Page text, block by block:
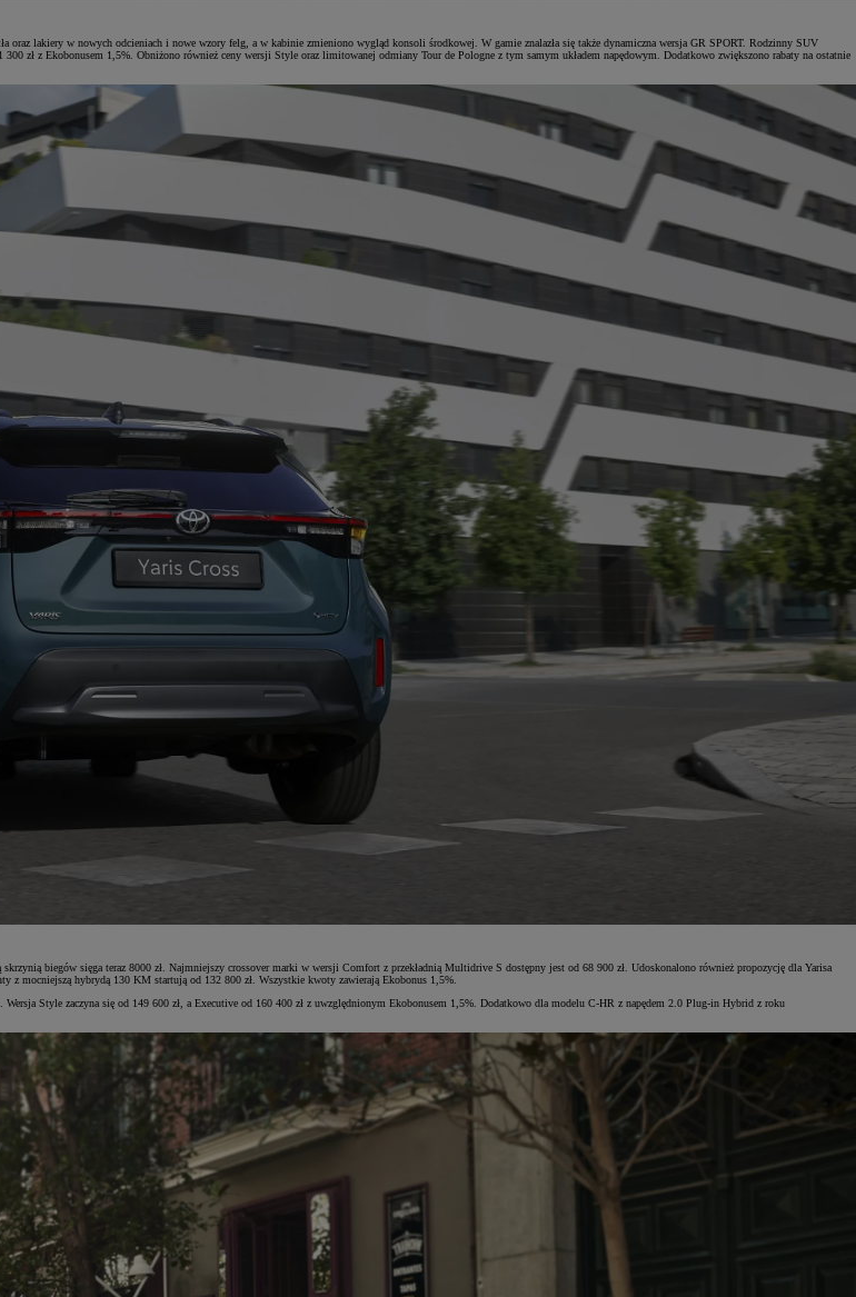
oraz lakiery w nowych odcieniach i nowe wzory felg, a w kabinie zmieniono wygląd konsoli środkowej. W gamie znalazła się także dynamiczna wersja GR SPORT. Rodzinny SUV
zł z Ekobonusem 1,5%. Obniżono również ceny wersji Style oraz limitowanej odmiany Tour de Pologne z tym samym układem napędowym. Dodatkowo zwiększono rabaty na ostatnie
biegów sięga teraz 8000 zł. Najmniejszy crossover marki w wersji Comfort z przekładnią Multidrive S dostępny jest od 68 900 zł. Udoskonalono również propozycję dla Yarisa
mocniejszą hybrydą 130 KM startują od 132 800 zł. Wszystkie kwoty zawierają Ekobonus 1,5%.
Style zaczyna się od 149 600 zł, a Executive od 160 400 zł z uwzględnionym Ekobonusem 1,5%. Dodatkowo dla modelu C-HR z napędem 2.0 Plug-in Hybrid z roku